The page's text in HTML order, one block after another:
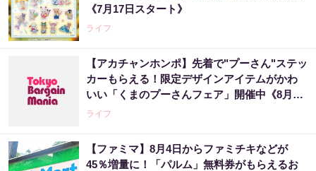
《7月17日スタート》
ライフ
【アカチャンホンポ】先着で"プーさん"ステッ
カーもらえる！限定デザインアイテムがかわ
いい「くまのプーさんフェア」開催中《8月27
日まで》
ライフ
【ファミマ】8月4日からファミチキなどが
45％増量に！「パルム」無料券がもらえるお